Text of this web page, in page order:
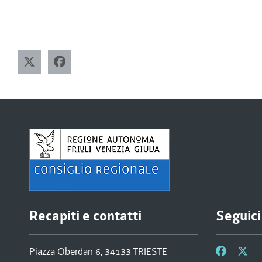
Recapiti e contatti
Piazza Oberdan 6, 34133 TRIESTE